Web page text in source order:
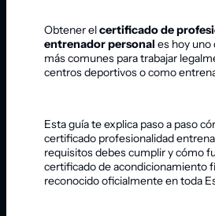
Obtener elcertificado de
entrenador personal es hoy uno
más comunes para trabajar
centros deportivos o como
Esta guía te explica paso a paso
certificado profesionalidad
requisitos debes cumplir y cómo
certificado de acondicionamiento
reconocido oficialmente en toda